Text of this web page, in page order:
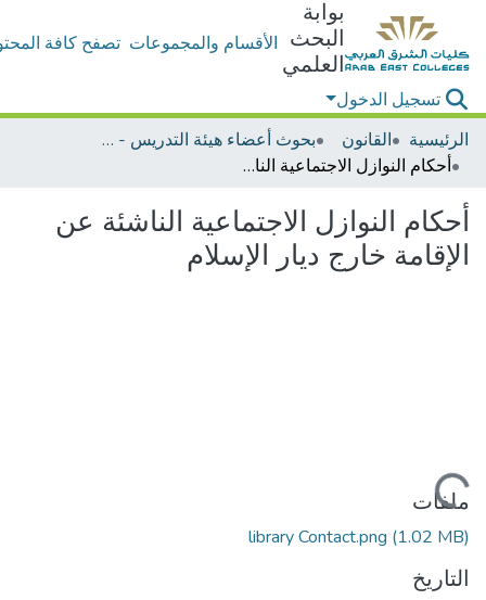
بوابة
البحث
العلمي
الأقسام والمجموعات تصفح كافة
تسجيل الدخول
الرئيسية
القانون
بحوث أعضاء هيئة التدريس - القانون
أحكام النوازل الاجتماعية الناشئة عن الإقامة خارج ديار الإسلام
أحكام النوازل الاجتماعية الناشئة عن
الإقامة خارج ديار الإسلام
جاري التحميل...
ملفات
library Contact.png (1.02 MB)
التاريخ